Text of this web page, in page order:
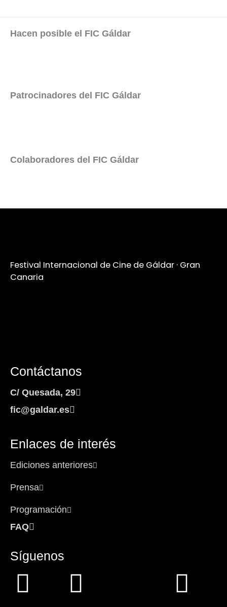
Hacen posible el FIC Gáldar
Patrocinadores del FIC Gáldar
Colaboradores del FIC Gáldar
Festival Internacional de Cine de Gáldar · Gran
Canaria
Contáctanos
C/ Quesada, 29
fic@galdar.es
Enlaces de interés
Ediciones anteriores
Prensa
Programación
FAQ
Síguenos
Facebook-Instagram
Icon-